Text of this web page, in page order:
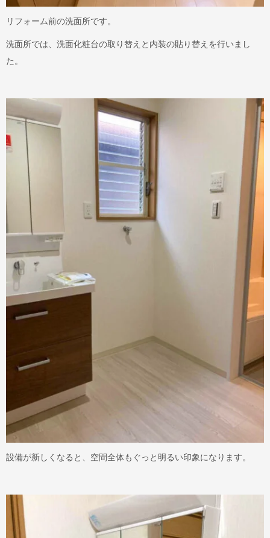
リフォーム前の洗面所です。
洗面所では、洗面化粧台の取り替えと内装の貼り替えを行いまし
た。
設備が新しくなると、空間全体もぐっと明るい印象になります。